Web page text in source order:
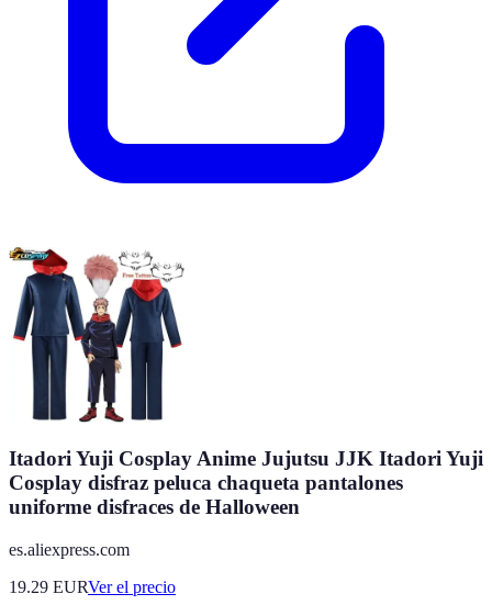
Itadori Yuji Cosplay Anime Jujutsu JJK Itadori Yuji
Cosplay disfraz peluca chaqueta pantalones
uniforme disfraces de Halloween
es.aliexpress.com
19.29 EURVer el precio